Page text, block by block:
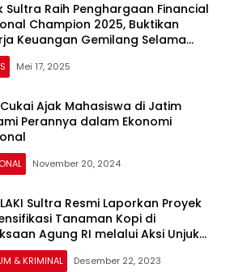
Sultra Raih Penghargaan Financial
Champion 2025, Buktikan
Keuangan Gemilang Selama
– 2024
Mei 17, 2025
Ajak Mahasiswa di Jatim
Perannya dalam Ekonomi
November 20, 2024
LAKI Sultra Resmi Laporkan Proyek
Tanaman Kopi di
Agung RI melalui Aksi Unjuk
& KRIMINAL Desember 22, 2023